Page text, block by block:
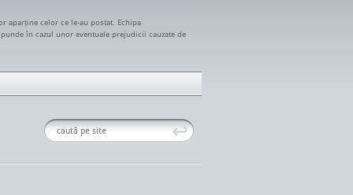
aparține celor ce le-au postat. Echipa
în cazul unor eventuale prejudicii cauzate de